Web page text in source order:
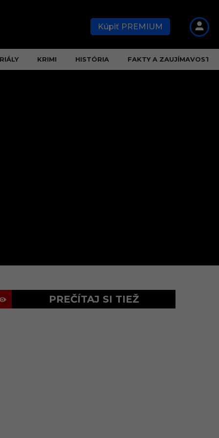
Kúpiť PREMIUM
KRIMI HISTÓRIA FAKTY A ZAUJÍMAVOSTI
PREČÍTAJ SI TIEŽ